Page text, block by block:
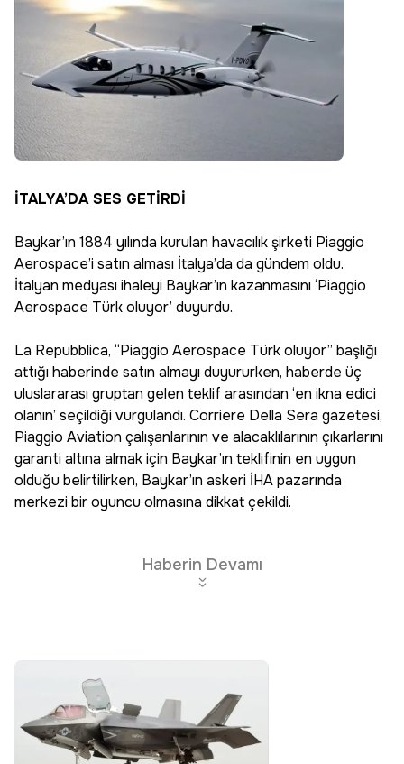
İTALYA’DA SES GETİRDİ
Baykar’ın 1884 yılında kurulan havacılık şirketi Piaggio
Aerospace’i satın alması İtalya’da da gündem oldu.
İtalyan medyası ihaleyi Baykar’ın kazanmasını ‘Piaggio
Aerospace Türk oluyor’ duyurdu.
La Repubblica, “Piaggio Aerospace Türk oluyor” başlığı
attığı haberinde satın almayı duyururken, haberde üç
uluslararası gruptan gelen teklif arasından ‘en ikna edici
olanın’ seçildiği vurgulandı. Corriere Della Sera gazetesi,
Piaggio Aviation çalışanlarının ve alacaklılarının çıkarlarını
garanti altına almak için Baykar’ın teklifinin en uygun
olduğu belirtilirken, Baykar’ın askeri İHA pazarında
merkezi bir oyuncu olmasına dikkat çekildi.
Haberin Devamı